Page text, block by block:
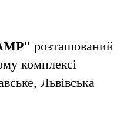
розташований
комплексі
Львівська